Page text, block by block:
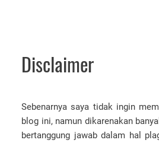
Disclaimer
Sebenarnya saya tidak ingin
blog ini, namun dikarenakan
bertanggung jawab dalam hal